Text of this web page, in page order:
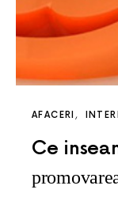
AFACERI
Ce